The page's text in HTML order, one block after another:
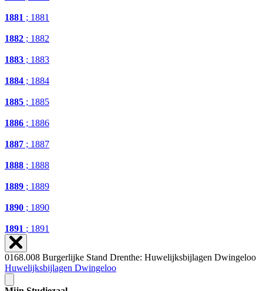
1881 ; 1881
1882 ; 1882
1883 ; 1883
1884 ; 1884
1885 ; 1885
1886 ; 1886
1887 ; 1887
1888 ; 1888
1889 ; 1889
1890 ; 1890
1891 ; 1891
0168.008 Burgerlijke Stand Drenthe: Huwelijksbijlagen Dwingeloo
Huwelijksbijlagen Dwingeloo